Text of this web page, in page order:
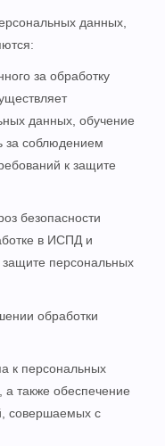
данных,
за обработку
данных, обучение
за соблюдением
к защите
безопасности
в ИСПД и
персональных
обработки
к персональных
также обеспечение
совершаемых с